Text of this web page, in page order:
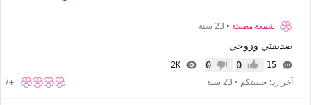
شمعة مضيئة • 23 سنة
صديقتي وزوجي
15 إعجاب0 عدم إعجاب
0
2K
آخر رد: حبيبتكم • 23 سنة +7